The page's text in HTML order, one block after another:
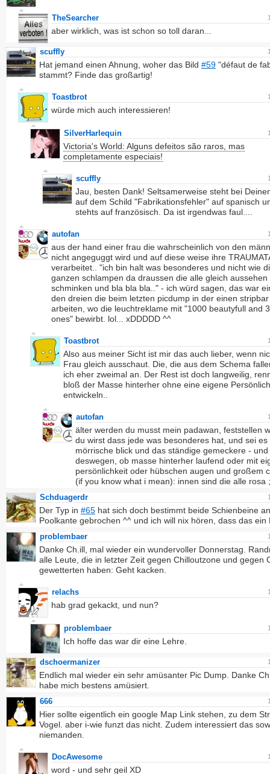
TheSearcher
aber wirklich, was ist schon so toll daran...
scuffly
Hat jemand einen Ahnung, woher das Bild #59 "défaut de
stammt? Finde das großartig!
Toastbrot
würde mich auch interessieren!
SilverHarlequin
Victoria's World: Alguns defeitos são raros, mas
completamente especiais!
scuffly
Jau, besten Dank! Seltsamerweise steht bei
auf dem Schild "Fabrikationsfehler" auf spanisch
stehts auf französisch. Da ist irgendwas faul....
autofan
aus der hand einer frau die wahrscheinlich von den
nicht angeguggt wird und auf diese weise ihre
verarbeitet.. "ich bin halt was besonderes und nicht wie
ganzen schlampen da draussen die alle gleich aussehen
schminken und bla bla bla.." - ich würd sagen, das war
den dreien die beim letzten picdump in der einen stripbar
arbeiten, wo die leuchtreklame mit "1000 beautyfull and
ones" bewirbt. lol... xDDDDD ^^
Toastbrot
Also aus meiner Sicht ist mir das auch lieber, wenn
Frau gleich ausschaut. Die, die aus dem Schema
ich eher zweimal an. Der Rest ist doch langweilig,
bloß der Masse hinterher ohne eine eigene
entwickeln..
autofan
älter werden du musst mein padawan, feststellen
du wirst dass jede was besonderes hat, und sei es
mörrische blick und das ständige gemeckere - und
deswegen, ob masse hinterher laufend oder mit
persönlichkeit oder hübschen augen und großem
(if you know what i mean): innen sind die alle rosa
Schduagerdr
Der Typ in #65 hat sich doch bestimmt beide Schienbeine
Poolkante gebrochen ^^ und ich will nix hören, dass das ein
problembaer
Danke Ch.ill, mal wieder ein wundervoller Donnerstag.
alle Leute, die in letzter Zeit gegen Chilloutzone und gegen
gewetterten haben: Geht kacken.
relachs
hab grad gekackt, und nun?
problembaer
Ich hoffe das war dir eine Lehre.
dschoermanizer
Endlich mal wieder ein sehr amüsanter Pic Dump. Danke
habe mich bestens amüsiert.
666
Hier sollte eigentlich ein google Map Link stehen, zu dem
Vogel. aber i-wie funzt das nicht. Zudem interessiert das
niemanden.
DocAwesome
word - und sehr geil XD